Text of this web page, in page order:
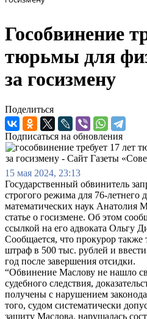
Гособвинение
тюрьмы для
за госизмену
Поделиться
Подписаться на обновления
15 мая 2024, 23:13
Государственный обвинитель
строгого режима для 76-летнего
математических наук Анатолия
статье о госизмене. Об этом
ссылкой на его адвоката Ольгу
Сообщается, что прокурор также
штраф в 500 тыс. рублей и
год после завершения отсидки.
“Обвинение Маслову не нашло
судебного следствия,
получены с нарушением
того, судом систематически
защиту Маслова, нарушалась